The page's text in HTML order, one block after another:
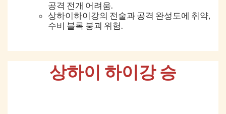
공격 전개 어려움.
상하이하이강의 전술과 공격 완성도에 취약,
수비 블록 붕괴 위험.
상하이 하이강 승